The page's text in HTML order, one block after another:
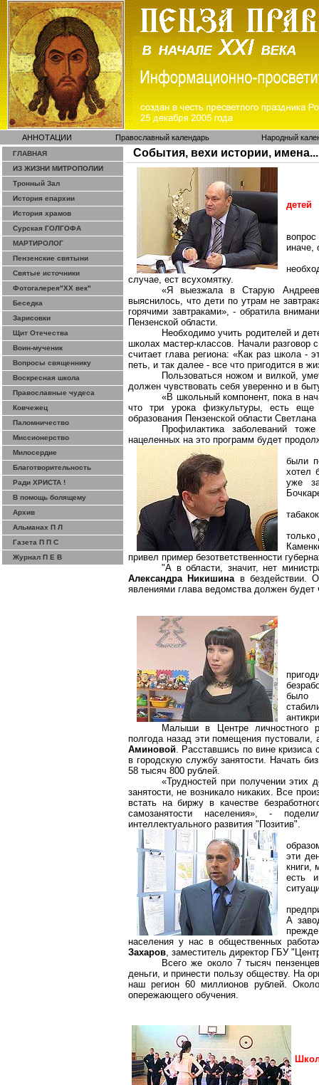
АННОТАЦИИ Православный календарь Народный
ГЛАВНАЯ
ИЗ ЖИЗНИ МИТРОПОЛИИ
Тронный Зал
История епархии
История храмов
Сурская ГОЛГОФА
МАРТИРОЛОГ
Пензенские святыни
Святые источники
Фотогалерея"ХХ век"
Беседка
Зарисовки
Щит Отечества
Воин-мученик
Вопросы священнику
Воскресная школа
Православные чудеса
Ковчежец
Паломничество
Миссионерство
Милосердие
Благотворительность
Ради ХРИСТА !
В помощь болящему
Архив
Альманах П Л
Газета П П С
Журнал П Е В
События, вехи истории, имена...
детей
иначе,
случае, ест всухомятку.
«Я выезжала в Старую
выяснилось, что дети по утрам не
горячими завтраками», - обратила
Пензенской области.
Необходимо учить родителей и
школах мастер-классов. Начали разговор
считает глава региона: «Как раз школа -
петь, и так далее - все что пригодится в
Пользоваться ножом и вилкой,
должен чувствовать себя уверенно и в
«В школьный компонент, пока в
что три урока физкультуры, есть еще
образования Пензенской области
Профилактика заболеваний
нацеленных на это программ будет
были
хотел
уже
только
привел пример безответственности
"А в области, значит, нет
Александра Никишинав бездействии.
явлениями глава ведомства должен будет
было
Малыши в Центре личностного
полгода назад эти помещения
Аминовой. Расставшись по вине
в городскую службу занятости. Начать
58 тысяч 800 рублей.
«Трудностей при получении
занятости, не возникало никаких. Все
встать на биржу в качестве
самозанятости населения», -
интеллектуального развития "Позитив".
эти
книги,
есть
А
населения у нас в общественных
Захаров, заместитель директор ГБУ
Всего же около 7 тысяч пензенцев
деньги, и принести пользу обществу. На
наш регион 60 миллионов рублей.
опережающего обучения.